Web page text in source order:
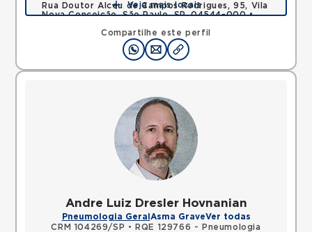
Compartilhe este perfil
Rua Doutor Alceu de Campos Rodrigues, 95, Vila
Nova Conceição, São Paulo, SP, 04544-000 •
Veja mais locais
Andre Luiz Dresler Hovnanian
Pneumologia Geral Asma GraveVer todas
CRM 104269/SP •
RQE 129766 - Pneumologia